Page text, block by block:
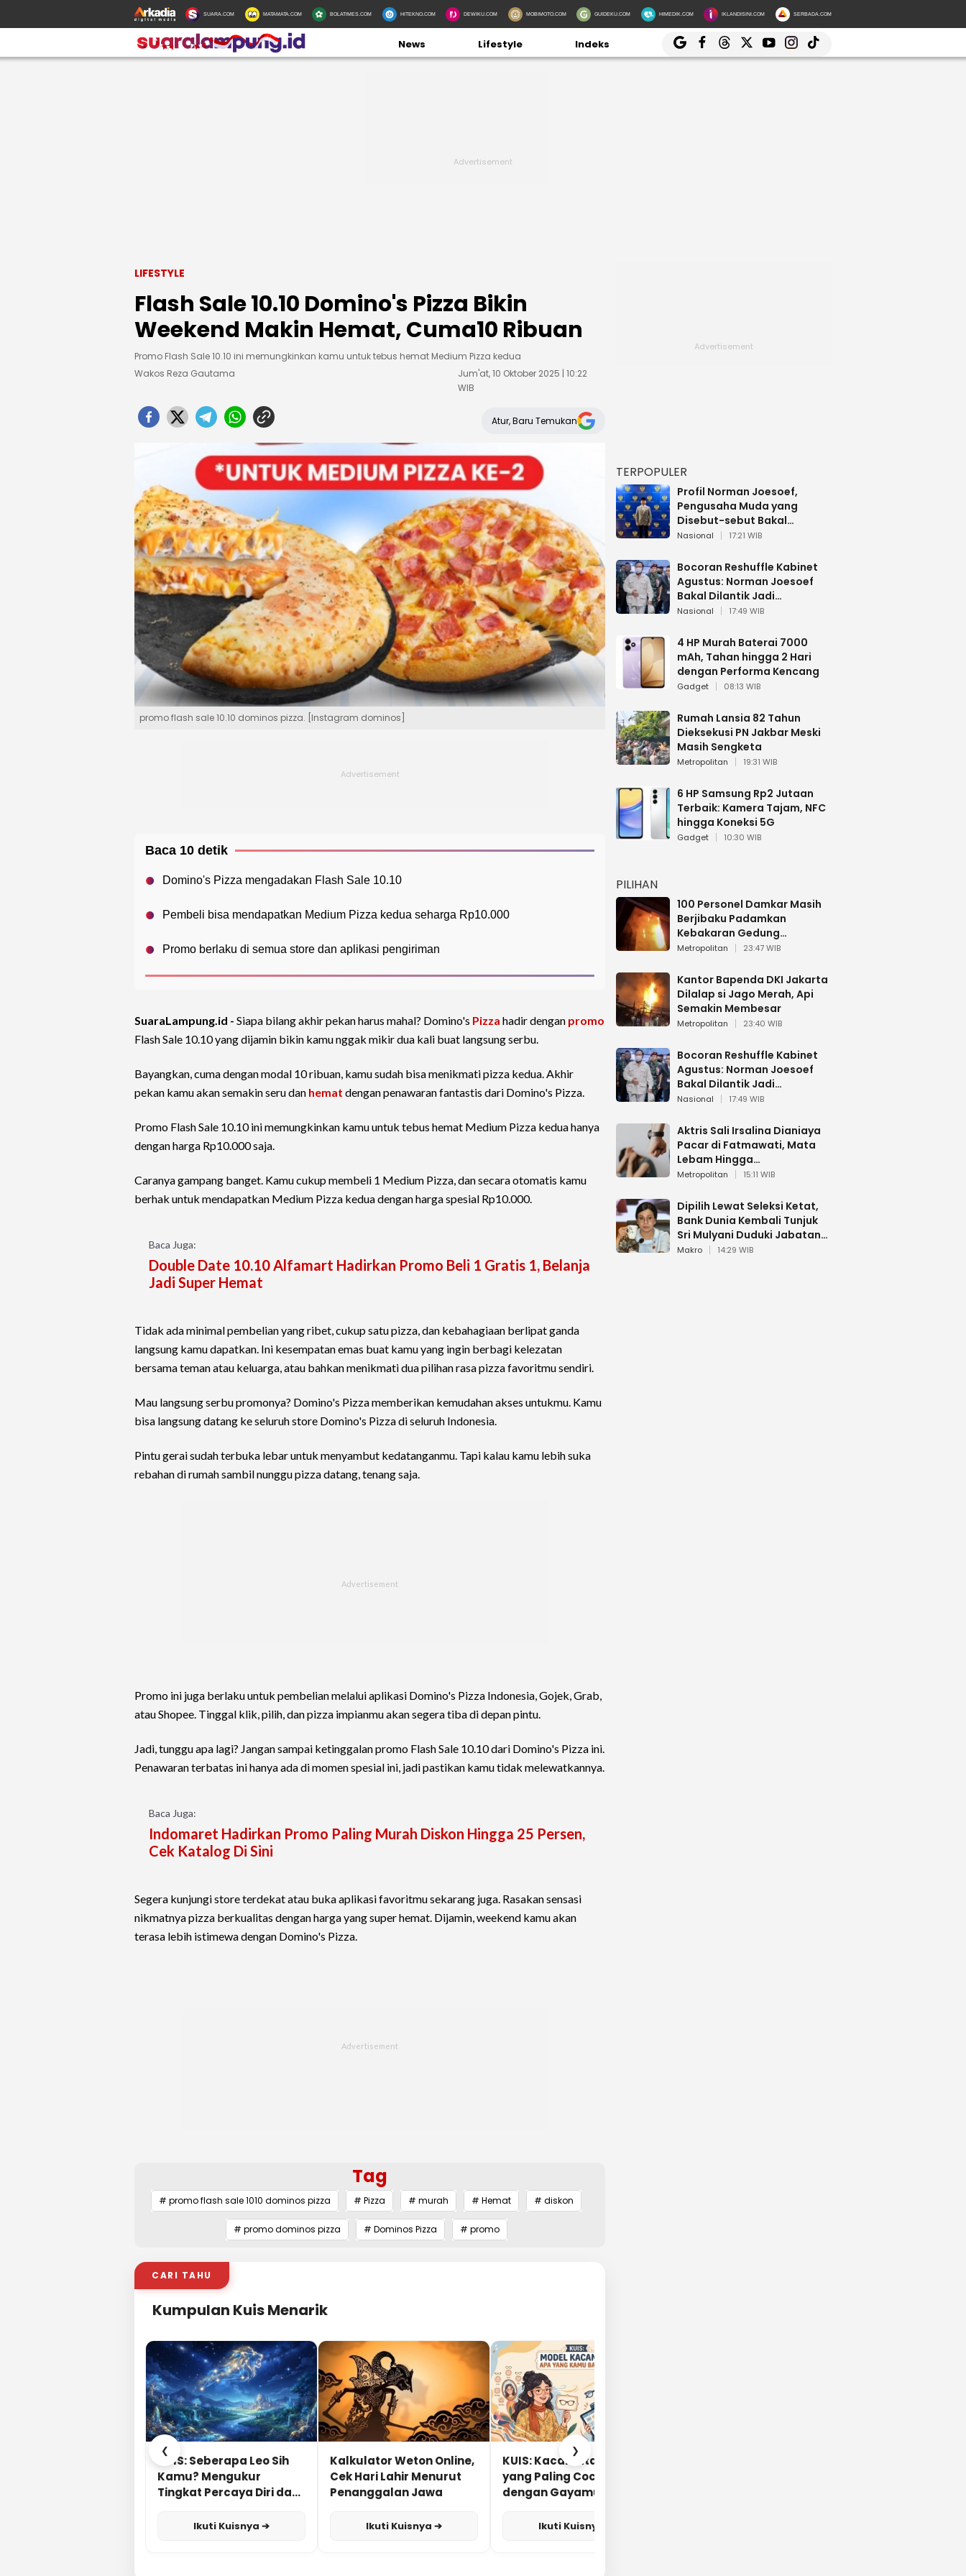
SUARA.COM MATAMATA.COM BOLATIMES.COM HITEKNO.COM DEWIKU.COM MOBIMOTO.COM GUIDEKU.COM HIMEDIK.COM IKLANDISINI.COM SERBADA.COM
News Lifestyle Indeks
LIFESTYLE
Flash Sale 10.10 Domino's Pizza Bikin
Weekend Makin Hemat, Cuma10 Ribuan
Promo Flash Sale 10.10 ini memungkinkan kamu untuk tebus hemat Medium Pizza kedua
Wakos Reza Gautama
Jum'at, 10 Oktober 2025 | 10:22
WIB
Atur, Baru Temukan
promo flash sale 10.10 dominos pizza. [Instagram dominos]
Baca 10 detik
Domino's Pizza mengadakan Flash Sale 10.10
Pembeli bisa mendapatkan Medium Pizza kedua seharga Rp10.000
Promo berlaku di semua store dan aplikasi pengiriman
SuaraLampung.id - Siapa bilang akhir pekan harus mahal? Domino's Pizza hadir dengan promo
Flash Sale 10.10 yang dijamin bikin kamu nggak mikir dua kali buat langsung serbu.
Bayangkan, cuma dengan modal 10 ribuan, kamu sudah bisa menikmati pizza kedua. Akhir
pekan kamu akan semakin seru dan hemat dengan penawaran fantastis dari Domino's Pizza.
Promo Flash Sale 10.10 ini memungkinkan kamu untuk tebus hemat Medium Pizza kedua hanya
dengan harga Rp10.000 saja.
Caranya gampang banget. Kamu cukup membeli 1 Medium Pizza, dan secara otomatis kamu
berhak untuk mendapatkan Medium Pizza kedua dengan harga spesial Rp10.000.
Baca Juga:
Double Date 10.10 Alfamart Hadirkan Promo Beli 1 Gratis 1, Belanja
Jadi Super Hemat
Tidak ada minimal pembelian yang ribet, cukup satu pizza, dan kebahagiaan berlipat ganda
langsung kamu dapatkan. Ini kesempatan emas buat kamu yang ingin berbagi kelezatan
bersama teman atau keluarga, atau bahkan menikmati dua pilihan rasa pizza favoritmu sendiri.
Mau langsung serbu promonya? Domino's Pizza memberikan kemudahan akses untukmu. Kamu
bisa langsung datang ke seluruh store Domino's Pizza di seluruh Indonesia.
Pintu gerai sudah terbuka lebar untuk menyambut kedatanganmu. Tapi kalau kamu lebih suka
rebahan di rumah sambil nunggu pizza datang, tenang saja.
Promo ini juga berlaku untuk pembelian melalui aplikasi Domino's Pizza Indonesia, Gojek, Grab,
atau Shopee. Tinggal klik, pilih, dan pizza impianmu akan segera tiba di depan pintu.
Jadi, tunggu apa lagi? Jangan sampai ketinggalan promo Flash Sale 10.10 dari Domino's Pizza ini.
Penawaran terbatas ini hanya ada di momen spesial ini, jadi pastikan kamu tidak melewatkannya.
Baca Juga:
Indomaret Hadirkan Promo Paling Murah Diskon Hingga 25 Persen,
Cek Katalog Di Sini
Segera kunjungi store terdekat atau buka aplikasi favoritmu sekarang juga. Rasakan sensasi
nikmatnya pizza berkualitas dengan harga yang super hemat. Dijamin, weekend kamu akan
terasa lebih istimewa dengan Domino's Pizza.
Tag
# promo flash sale 1010 dominos pizza # Pizza # murah # Hemat # diskon
# promo dominos pizza # Dominos Pizza # promo
CARI TAHU
Kumpulan Kuis Menarik
❮
KUIS: Seberapa Leo Sih
Kamu? Mengukur
Tingkat Percaya Diri dan
Ikuti Kuisnya ➔
Kalkulator Weton Online,
Cek Hari Lahir Menurut
Penanggalan Jawa
Ikuti Kuisnya ➔
KUIS: Kacamata Apa
yang Paling Cocok
dengan Gayamu?
Ikuti Kuisnya ➔
❯
TERPOPULER
Profil Norman Joesoef,
Pengusaha Muda yang
Disebut-sebut Bakal
Dilantik Jadi Wamenhan RI
Nasional 17:21 WIB
Bocoran Reshuffle Kabinet
Agustus: Norman Joesoef
Bakal Dilantik Jadi
Wamenhan RI
Nasional 17:49 WIB
4 HP Murah Baterai 7000
mAh, Tahan hingga 2 Hari
dengan Performa Kencang
Gadget 08:13 WIB
Rumah Lansia 82 Tahun
Dieksekusi PN Jakbar Meski
Masih Sengketa
Metropolitan 19:31 WIB
6 HP Samsung Rp2 Jutaan
Terbaik: Kamera Tajam, NFC
hingga Koneksi 5G
Gadget 10:30 WIB
PILIHAN
100 Personel Damkar Masih
Berjibaku Padamkan
Kebakaran Gedung
Bapenda DKI
Metropolitan 23:47 WIB
Kantor Bapenda DKI Jakarta
Dilalap si Jago Merah, Api
Semakin Membesar
Metropolitan 23:40 WIB
Bocoran Reshuffle Kabinet
Agustus: Norman Joesoef
Bakal Dilantik Jadi
Wamenhan RI
Nasional 17:49 WIB
Aktris Sali Irsalina Dianiaya
Pacar di Fatmawati, Mata
Lebam Hingga
Diselamatkan Polantas
Metropolitan 15:11 WIB
Dipilih Lewat Seleksi Ketat,
Bank Dunia Kembali Tunjuk
Sri Mulyani Duduki Jabatan
Strategis
Makro 14:29 WIB